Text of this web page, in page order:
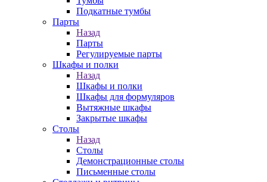
Подкатные тумбы
Парты
Назад
Парты
Регулируемые парты
Шкафы и полки
Назад
Шкафы и полки
Шкафы для формуляров
Вытяжные шкафы
Закрытые шкафы
Столы
Назад
Столы
Демонстрационные столы
Письменные столы